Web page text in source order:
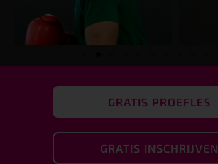
GRATIS PROEFLES
GRATIS INSCHRIJVEN